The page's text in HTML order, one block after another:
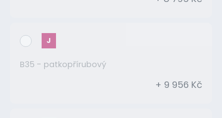
J
B35 - patkopřírubový
+ 9 956 Kč